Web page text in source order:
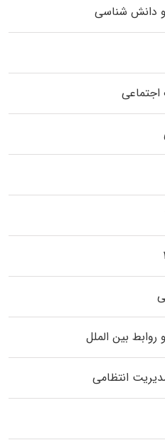
و دانش شناسی
اجتماعی
بین الملل
انتظامی